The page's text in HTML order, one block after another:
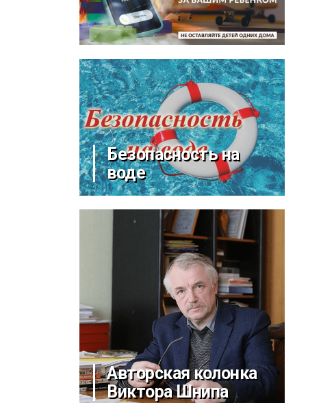
Безопасность на
воде
Авторская колонка
Виктора Шнипа